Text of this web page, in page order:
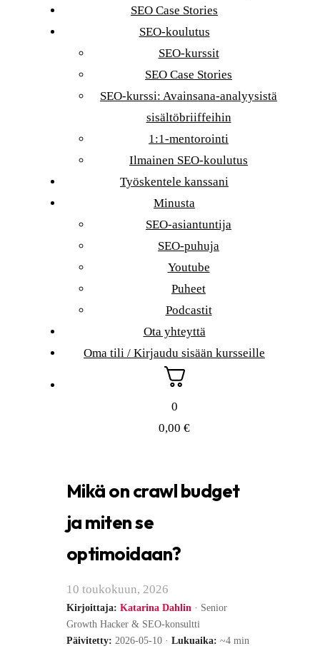
SEO Case Stories
SEO-koulutus
SEO-kurssit
SEO Case Stories
SEO-kurssi: Avainsana-analyysistä
sisältöbriiffeihin
1:1-mentorointi
Ilmainen SEO-koulutus
Työskentele kanssani
Minusta
SEO-asiantuntija
SEO-puhuja
Youtube
Puheet
Podcastit
Ota yhteyttä
Oma tili / Kirjaudu sisään kursseille
0
0,00 €
Mikä on crawl budget
ja miten se
optimoidaan?
10 toukokuun, 2026
Kirjoittaja: Katarina Dahlin · Senior
Growth Hacker & SEO-konsultti
Päivitetty: 2026-05-10 · Lukuaika: ~4 min